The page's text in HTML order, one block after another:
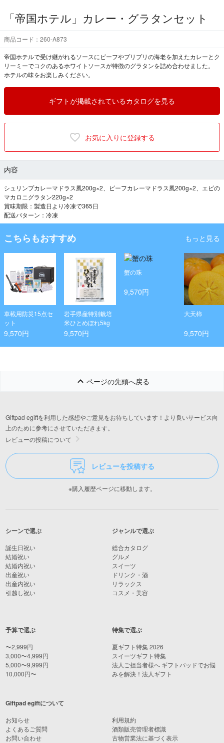
「帝国ホテル」カレー・グラタンセット
商品コード：260-A873
帝国ホテルで受け継がれるソースにビーフやプリプリの海老を加えたカレーとク
リーミーでコクのあるホワイトソースが特徴のグラタンを詰め合わせました。
ホテルの味をお楽しみください。
ギフトが掲載されているカタログを見る
お気に入りに登録する
内容
シュリンプカレーマドラス風200g×2、ビーフカレーマドラス風200g×2、エビの
マカロニグラタン220g×2
賞味期限：製造日より冷凍で365日
配送パターン：冷凍
こちらもおすすめ もっと見る
車載用防災15点セ
ット
9,570円
岩手県産特別栽培
米ひとめぼれ5kg
9,570円
蟹の珠
9,570円
大天柿
9,570円
ページの先頭へ戻る
Giftpad egiftを利用した感想やご意見をお待ちしています！より良いサービス向
上のために参考にさせていただきます。
レビューの投稿について
レビューを投稿する
※購入履歴ページに移動します。
シーンで選ぶ
誕生日祝い
結婚祝い
結婚内祝い
出産祝い
出産内祝い
引越し祝い
予算で選ぶ
〜2,999円
3,000〜4,999円
5,000〜9,999円
10,000円〜
ジャンルで選ぶ
総合カタログ
グルメ
スイーツ
ドリンク・酒
リラックス
コスメ・美容
特集で選ぶ
夏ギフト特集 2026
スイーツギフト特集
法人ご担当者様へ ギフトパッドでお悩
みを解決！法人ギフト
Giftpad egiftについて
お知らせ
よくあるご質問
お問い合わせ
利用規約
酒類販売管理者標識
古物営業法に基づく表示